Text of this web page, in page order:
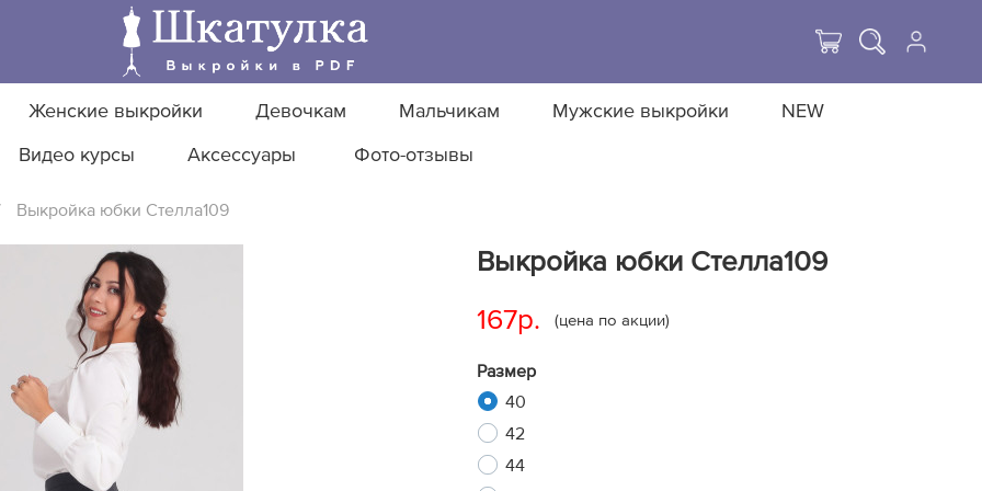
Женские выкройки Девочкам Мальчикам Мужские выкройки NEW
Видео курсы Аксессуары Фото-отзывы
Выкройка юбки Стелла109
Выкройка юбки Стелла109
167р. (цена по акции)
Размер
40
42
44